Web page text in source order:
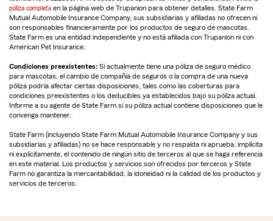
póliza completa en la página web de Trupanion para obtener detalles. State Farm
Mutual Automobile Insurance Company, sus subsidiarias y afiliadas no ofrecen ni
son responsables financieramente por los productos de seguro de mascotas.
State Farm es una entidad independiente y no está afiliada con Trupanion ni con
American Pet Insurance.
Condiciones preexistentes: Si actualmente tiene una póliza de seguro médico
para mascotas, el cambio de compañía de seguros o la compra de una nueva
póliza podría afectar ciertas disposiciones, tales como las coberturas para
condiciones preexistentes o los deducibles ya establecidos bajo su póliza actual.
Informe a su agente de State Farm si su póliza actual contiene disposiciones que le
convenga mantener.
State Farm (incluyendo State Farm Mutual Automobile Insurance Company y sus
subsidiarias y afiliadas) no se hace responsable y no respalda ni aprueba, implícita
ni explícitamente, el contenido de ningún sitio de terceros al que se haga referencia
en este material. Los productos y servicios son ofrecidos por terceros y State
Farm no garantiza la mercantabilidad, la idoneidad ni la calidad de los productos y
servicios de terceros.